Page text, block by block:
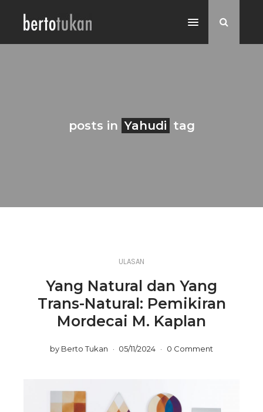
posts in Yahudi tag
ULASAN
Yang Natural dan Yang
Trans-Natural: Pemikiran
Mordecai M. Kaplan
by Berto Tukan 05/11/2024 0 Comment